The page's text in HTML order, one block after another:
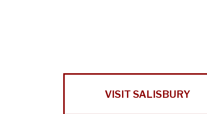
VISIT SALISBURY